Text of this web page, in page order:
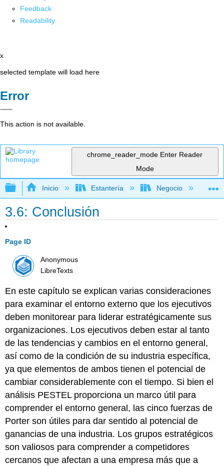
Feedback
Readability
x
selected template will load here
Error
This action is not available.
chrome_reader_mode Enter Reader
Mode
Expandir/contraer jerarquía global
Inicio Estantería Negocio
3.6: Conclusión
Page ID
Anonymous
LibreTexts
En este capítulo se explican varias consideraciones
para examinar el entorno externo que los ejecutivos
deben monitorear para liderar estratégicamente sus
organizaciones. Los ejecutivos deben estar al tanto
de las tendencias y cambios en el entorno general,
así como de la condición de su industria específica,
ya que elementos de ambos tienen el potencial de
cambiar considerablemente con el tiempo. Si bien el
análisis PESTEL proporciona un marco útil para
comprender el entorno general, las cinco fuerzas de
Porter son útiles para dar sentido al potencial de
ganancias de una industria. Los grupos estratégicos
son valiosos para comprender a competidores
cercanos que afectan a una empresa más que a